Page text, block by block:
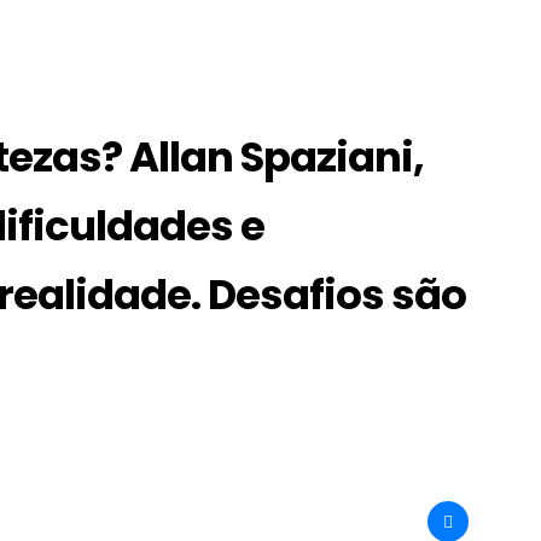
Allan Spaziani,
e
Desafios são